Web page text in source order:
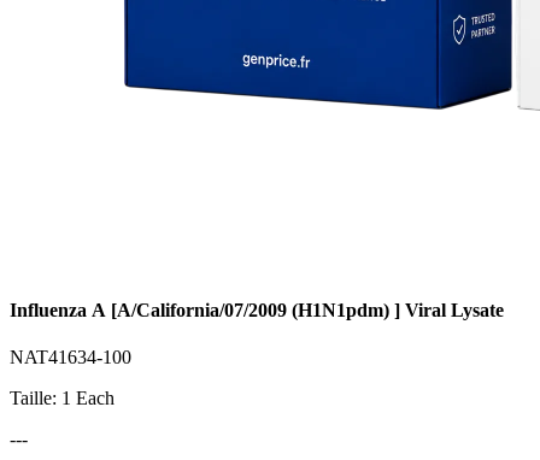
Influenza A [A/California/07/2009 (H1N1pdm) ] Viral Lysate
NAT41634-100
Taille: 1 Each
---